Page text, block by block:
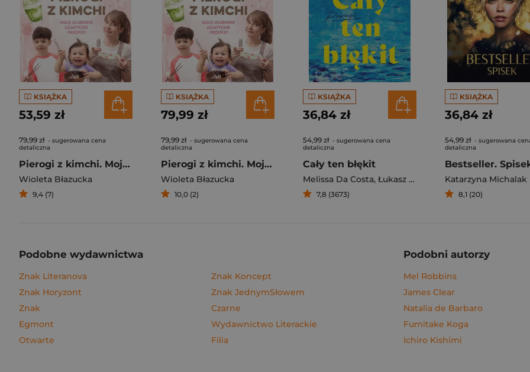
KSIĄŻKA
53,59 zł
79,99 zł - sugerowana cena
detaliczna
Pierogi z kimchi. Moje ulubione azjatyckie przepisy
Wioleta Błazucka
9,4 (7)
KSIĄŻKA
79,99 zł
79,99 zł - sugerowana cena
detaliczna
Pierogi z kimchi. Moje ulubione azjatyckie przepisy - książka z autografem
Wioleta Błazucka
10,0 (2)
KSIĄŻKA
36,84 zł
54,99 zł - sugerowana cena
detaliczna
Cały ten błękit
Melissa Da Costa, Łukasz Müller
7,8 (3673)
KSIĄŻKA
36,84 zł
54,99 zł - sugerowana
detaliczna
Bestseller.
Katarzyna Michalak
8,1 (20)
Podobne wydawnictwa
Znak Literanova
Znak Horyzont
Znak
Egmont
Otwarte
Znak Koncept
Znak JednymSłowem
Czarne
Wydawnictwo Literackie
Filia
Podobni autorzy
Mel Robbins
James Clear
Natalia de Barbaro
Fumitake Koga
Ichiro Kishimi